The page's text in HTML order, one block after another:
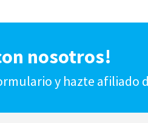
nosotros!
y hazte afiliado